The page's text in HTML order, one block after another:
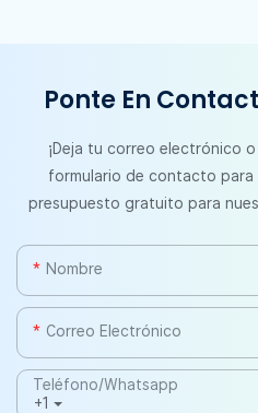
Ponte En
¡Deja tu correo electrónico
formulario de contacto para
presupuesto gratuito para
Nombre
Correo Electrónico
+1
Teléfono/whatsapp